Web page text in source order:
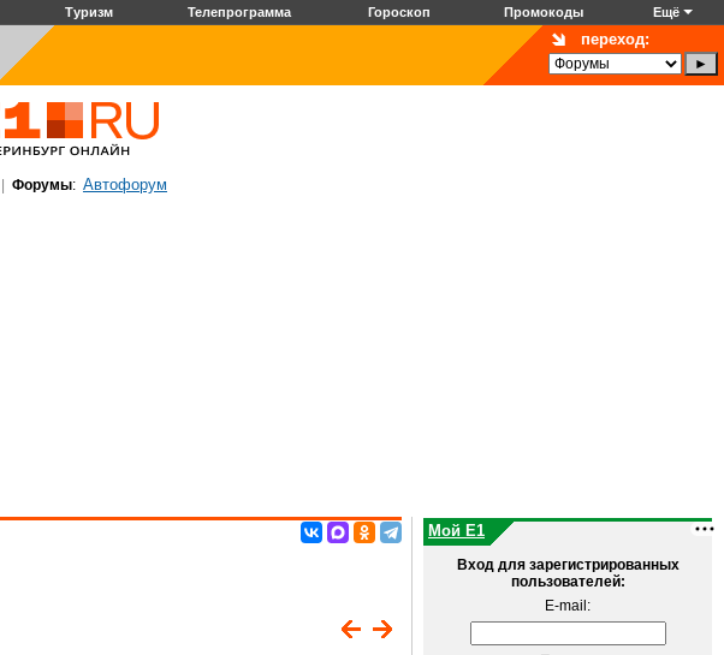
Туризм Телепрограмма Гороскоп Промокоды Ещё
переход:
Форумы: Автофорум
Мой E1
Вход для зарегистрированных
пользователей:
E-mail: